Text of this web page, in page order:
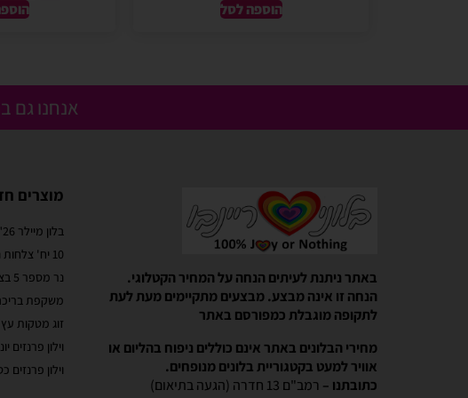
הוספה לסל
אנחנו גם
באתר ניתנת לעיתים הנחה על המחיר הקטלוגי.
הנחה זו אינה מבצע. מבצעים מתקיימים מעת לעת
לתקופה מוגבלת כמפורסם באתר
מחירי הבלונים באתר אינם כוללים ניפוח בהליום או
אוויר למעט בקטגוריית בלונים מנופחים.
כתובתנו – רמב"ם 13 חדרה (הגעה בתיאום)
מוצרים
בלון מיילר 26" צהוב עולה מכבי תל אביב
10 יח' צלחות נייר ורוד פוקסיה מטאלי 20 ס"מ
נר מספר 5 בצבע כסף
משקפת
זוג מטקות
וילון פרנזים
וילון
בלוני ריינבאו הפכו להיות חלק קסום בבוקר
יומההולדת המשפחתי שלנו
בלוני ריינבאו הפכו להיות חלק קסום בבוקר
המשפחתי שלנו. מוצרים יפים, מבצעים טובים ושירות
מהיר יעיל ואמין. אפשרות נוחה לאמצעי תשלום